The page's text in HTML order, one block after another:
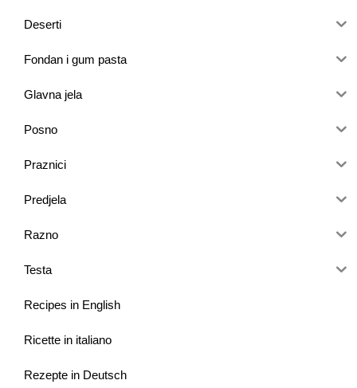
Deserti
Fondan i gum pasta
Glavna jela
Posno
Praznici
Predjela
Razno
Testa
Recipes in English
Ricette in italiano
Rezepte in Deutsch